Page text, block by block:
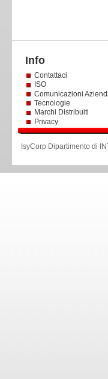
Info
Contattaci
ISO
Comunicazioni
Tecnologie
Marchi Distribuiti
Privacy
IsyCorp Dipartimento di